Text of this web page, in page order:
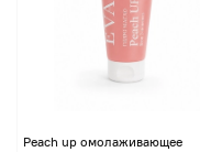
Peach up омолаживающее